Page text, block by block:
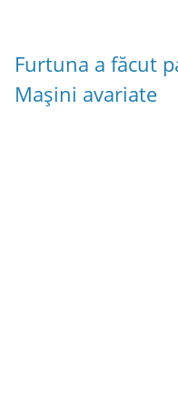
Furtuna a făcut
Mașini avariate